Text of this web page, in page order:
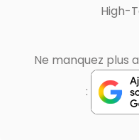
High-
Ne manquez plus
: